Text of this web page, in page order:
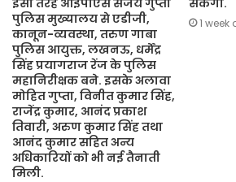
इसी तरह आईपीएस संजय गुप्ता
पुलिस मुख्यालय से एडीजी,
कानून-व्यवस्था, तरुण गाबा
पुलिस आयुक्त, लखनऊ, धर्मेंद्र
सिंह प्रयागराज रेंज के पुलिस
महानिरीक्षक बने. इसके अलावा
मोहित गुप्ता, विनीत कुमार सिंह,
राजेंद्र कुमार, आनंद प्रकाश
तिवारी, अरुण कुमार सिंह तथा
आनंद कुमार सहित अन्य
अधिकारियों को भी नई तैनाती
मिली.
सकेगा.
1 week